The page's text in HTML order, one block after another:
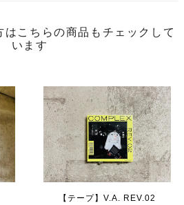
はこちらの商品もチェックして
います
【テープ】V.A. REV.02